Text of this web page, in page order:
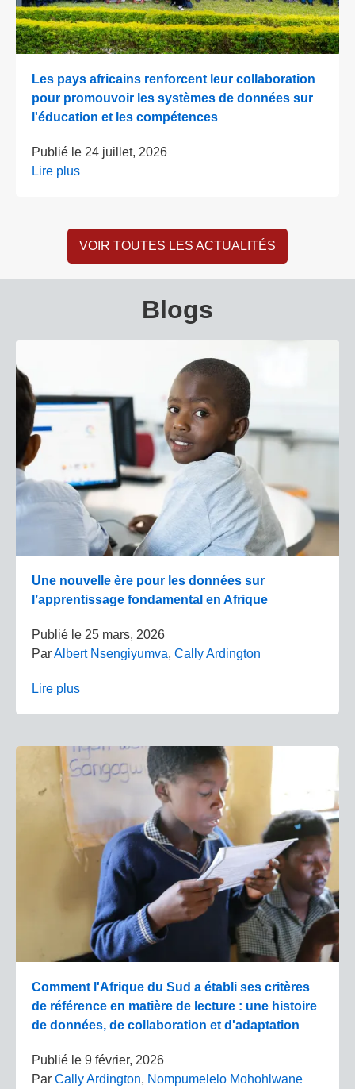
Les pays africains renforcent leur collaboration
pour promouvoir les systèmes de données sur
l'éducation et les compétences
Publié le 24 juillet, 2026
Lire plus
VOIR TOUTES LES ACTUALITÉS
Blogs
Une nouvelle ère pour les données sur
l’apprentissage fondamental en Afrique
Publié le 25 mars, 2026
ParAlbert Nsengiyumva, Cally Ardington
Lire plus
Comment l'Afrique du Sud a établi ses critères
de référence en matière de lecture : une histoire
de données, de collaboration et d'adaptation
Publié le 9 février, 2026
Par Cally Ardington, Nompumelelo Mohohlwane